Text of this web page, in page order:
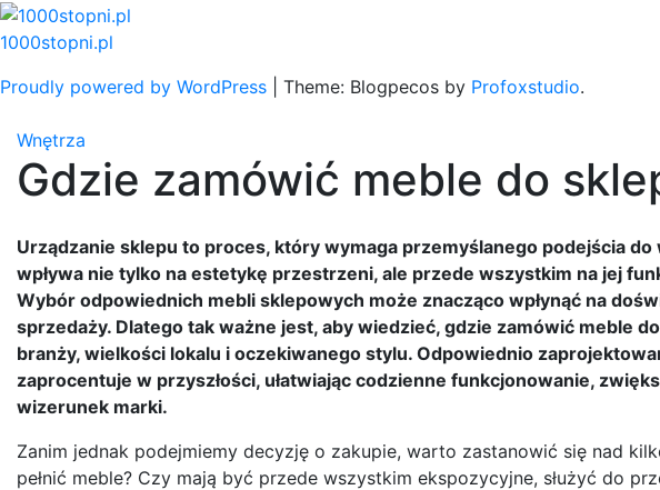
Skip
to
1000stopni.pl
Proudly powered by WordPress
Theme: Blogpecos by Profoxstudio.
Wnętrza
Gdzie zamówić meble do
Urządzanie sklepu to proces, który wymaga przemyślanego podejścia
wpływa nie tylko na estetykę przestrzeni, ale przede wszystkim na jej
Wybór odpowiednich mebli sklepowych może znacząco wpłynąć na
sprzedaży. Dlatego tak ważne jest, aby wiedzieć, gdzie zamówić meble
branży, wielkości lokalu i oczekiwanego stylu. Odpowiednio
zaprocentuje w przyszłości, ułatwiając codzienne funkcjonowanie,
wizerunek marki.
Zanim jednak podejmiemy decyzję o zakupie, warto zastanowić się nad
pełnić meble? Czy mają być przede wszystkim ekspozycyjne, służyć do